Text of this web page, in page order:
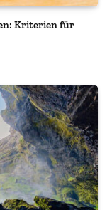
Kriterien für